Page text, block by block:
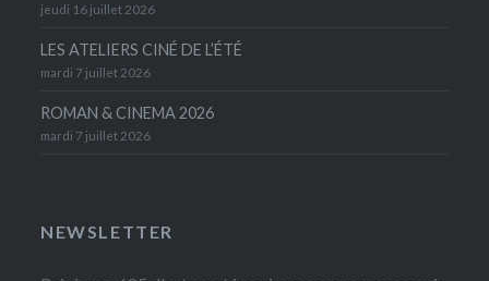
jeudi 16 juillet 2026
LES ATELIERS CINÉ DE L’ÉTÉ
mardi 7 juillet 2026
ROMAN & CINEMA 2026
mardi 7 juillet 2026
NEWSLETTER